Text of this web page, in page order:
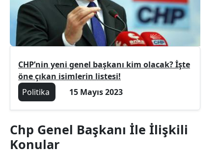
CHP’nin yeni genel başkanı kim olacak? İşte
öne çıkan isimlerin listesi!
Politika
15 Mayıs 2023
Chp Genel Başkanı İle İlişkili
Konular